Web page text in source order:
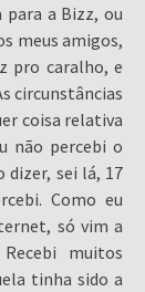
para a Bizz, ou
meus amigos,
pro caralho, e
circunstâncias
coisa relativa
não percebi o
dizer, sei lá, 17
Como eu
só vim a
muitos
tinha sido a